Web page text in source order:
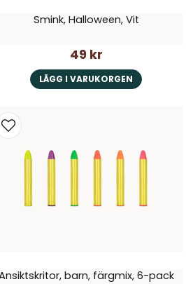
Smink, Halloween, Vit
49 kr
LÄGG I VARUKORGEN
barn, färgmix, 6-pack